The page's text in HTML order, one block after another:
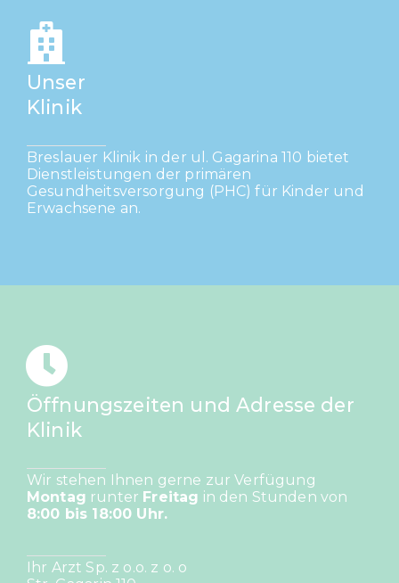
Unser
Klinik
Breslauer Klinik in der ul. Gagarina 110 bietet
Dienstleistungen der primären
Gesundheitsversorgung (PHC) für Kinder und
Erwachsene an.
Öffnungszeiten und Adresse der
Klinik
Wir stehen Ihnen gerne zur Verfügung
Montag runter Freitag in den Stunden von
8:00 bis 18:00 Uhr.
Ihr Arzt Sp. z o.o. z o. o